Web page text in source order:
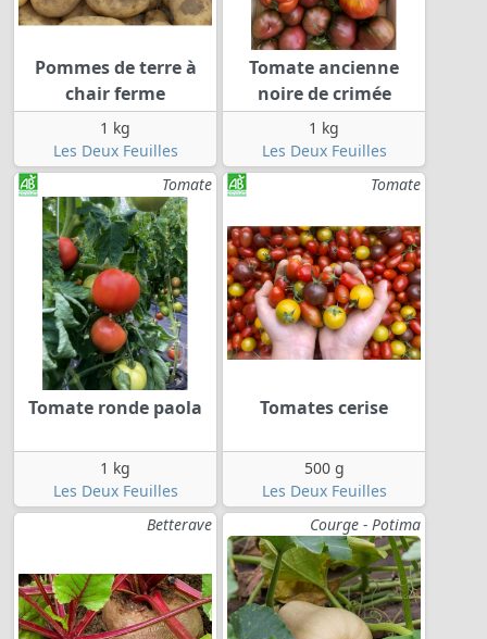
Pommes de terre à
chair ferme
1 kg
Les Deux Feuilles
Tomate ancienne
noire de crimée
1 kg
Les Deux Feuilles
Tomate
Tomate ronde paola
1 kg
Les Deux Feuilles
Tomate
Tomates cerise
500 g
Les Deux Feuilles
Betterave
Courge - Potima